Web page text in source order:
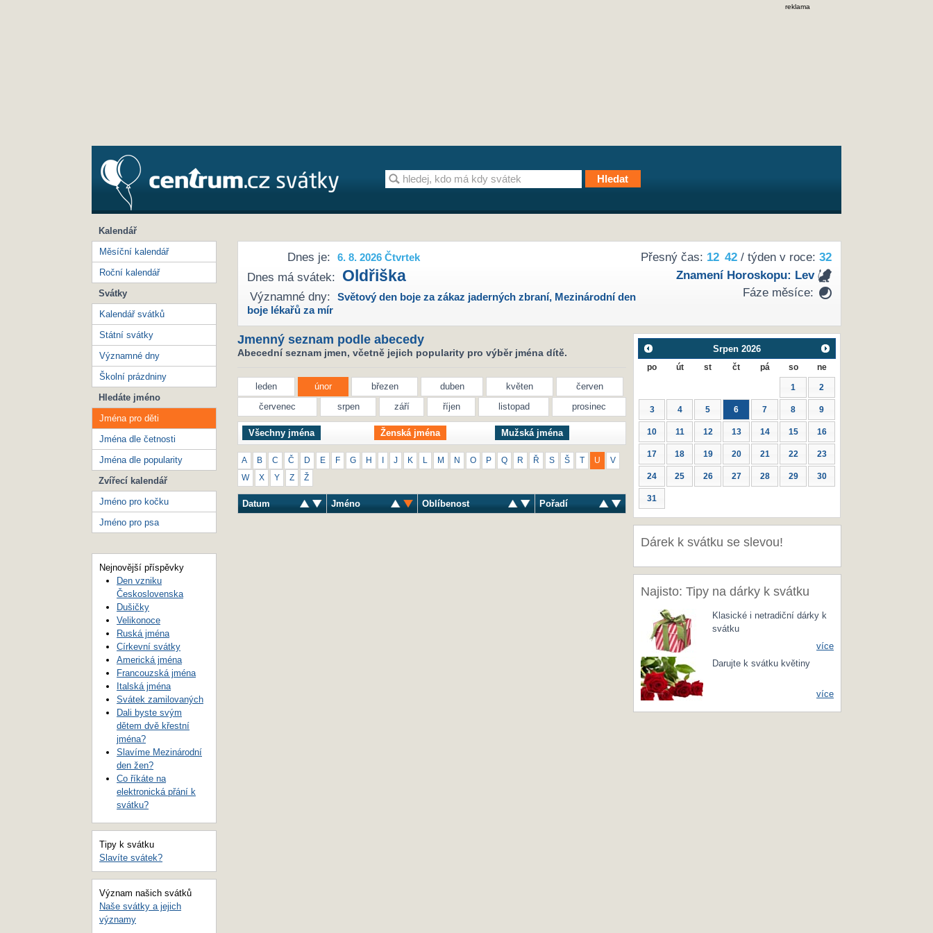
reklama
Přesný čas: 12 42/ týden v roce: 32
Znamení Horoskopu: Lev
Fáze měsíce:
Dnes je: 6. 8. 2026 Čtvrtek
Dnes má svátek: Oldřiška
Významné dny: Světový den boje za zákaz jaderných zbraní, Mezinárodní den
boje lékařů za mír
Jmenný seznam podle abecedy
Abecední seznam jmen, včetně jejich popularity pro výběr jména dítě.
leden únor březen duben květen
červen
červenec
srpen září říjen listopad prosinec
Všechny jména Ženská jména Mužská jména
A B C Č D E F G H J K M N O P Q R Ř S Š T U V
W X Y Z Ž
Datum Jméno Oblíbenost Pořadí
Srpen 2026
po út st čt pá so ne
1 2
3 4 5 6 7 8 9
10 11 12 13 14 15 16
17 18 19 20 21 22 23
24 25 26 27 28 29 30
31
Dárek k svátku se slevou!
Najisto: Tipy na dárky k svátku
Klasické i netradiční dárky k
svátku
více
Darujte k svátku květiny
více
Kalendář
Měsíční kalendář
Roční kalendář
Svátky
Kalendář svátků
Státní svátky
Významné dny
Školní prázdniny
Hledáte jméno
Jména pro děti
Jména dle četnosti
Jména dle popularity
Zvířecí kalendář
Jméno pro kočku
Jméno pro psa
Nejnovější příspěvky
Den vzniku
Československa
Dušičky
Velikonoce
Ruská jména
Církevní svátky
Americká jména
Francouzská jména
Italská jména
Svátek zamilovaných
Dali byste svým
dětem dvě křestní
jména?
Slavíme Mezinárodní
den žen?
Co říkáte na
elektronická přání k
svátku?
Tipy k svátku
Slavíte svátek?
Význam našich svátků
Naše svátky a jejich
významy